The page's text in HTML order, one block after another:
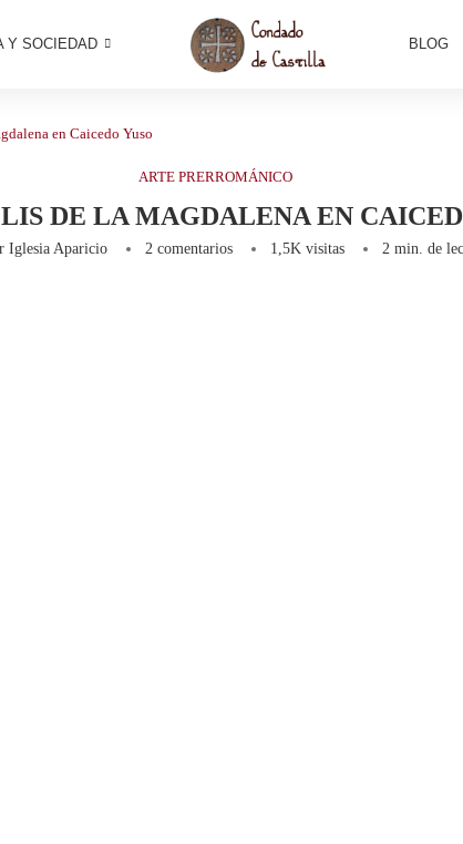
Y SOCIEDAD BLOG
en Caicedo Yuso
ARTE PRERROMÁNICO
DE LA MAGDALENA EN
Iglesia Aparicio 2 comentarios 1,5Kvisitas 2 min. de